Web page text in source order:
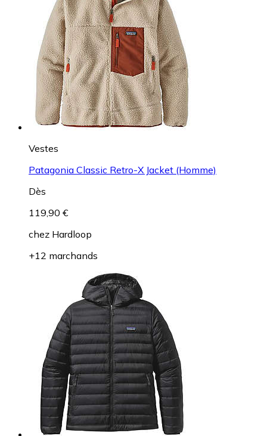
Vestes
Patagonia Classic Retro-X Jacket (Homme)
Dès
119,90 €
chez Hardloop
+12 marchands